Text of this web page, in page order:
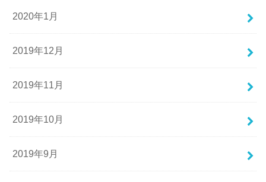
2020年1月
2019年12月
2019年11月
2019年10月
2019年9月